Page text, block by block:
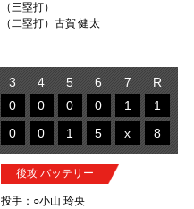
（三塁打）
（二塁打）古賀 健太
3 4 5 6 7
R
0 0 0 0 1
1
0 0 1 5 x 8
後攻 バッテリー
投手：○小山 玲央